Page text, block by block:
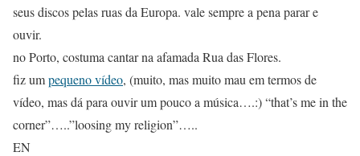
seus discos pelas ruas da Europa. vale sempre a pena parar e
ouvir.
no Porto, costuma cantar na afamada Rua das Flores.
fiz umpequeno vídeo, (muito, mas muito mau em termos de
vídeo, mas dá para ouvir um pouco a música….:) “that’s me in the
corner”…..”loosing my religion”…..
EN